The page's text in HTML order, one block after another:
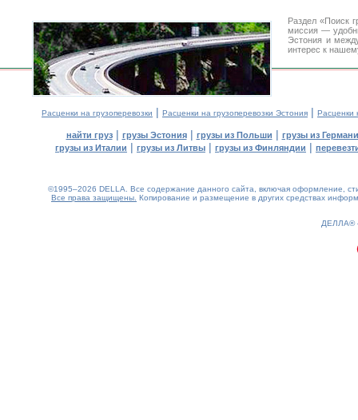
Раздел «Поиск
миссия —
Эстония и
интерес к
Расценки на грузоперевозки | Расценки на грузоперевозки Эстония | Расценки
найти груз| грузы Эстония| грузы из Польши | грузы из
грузы из Италии | грузы из Литвы | грузы из Финляндии |
©1995–2026 DELLA. Все содержание данного сайта, включая оформление,
Все права защищены. Копирование и размещение в других средствах